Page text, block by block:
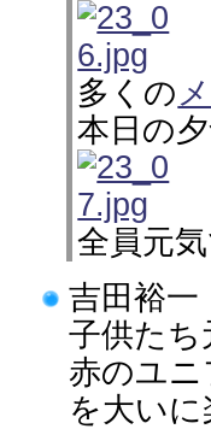
多くの
本日の
全員元気
吉田裕一
子供たち
赤のユ
を大い